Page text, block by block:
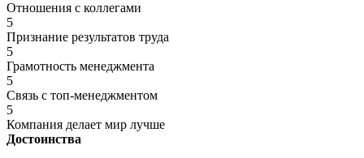
Отношения с коллегами
5
Признание результатов труда
5
Грамотность менеджмента
5
Связь с топ-менеджментом
5
Компания делает мир лучше
Достоинства